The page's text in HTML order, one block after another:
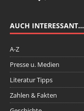
AUCH INTERESSANT…
A-Z
Presse u. Medien
Literatur Tipps
Zahlen & Fakten